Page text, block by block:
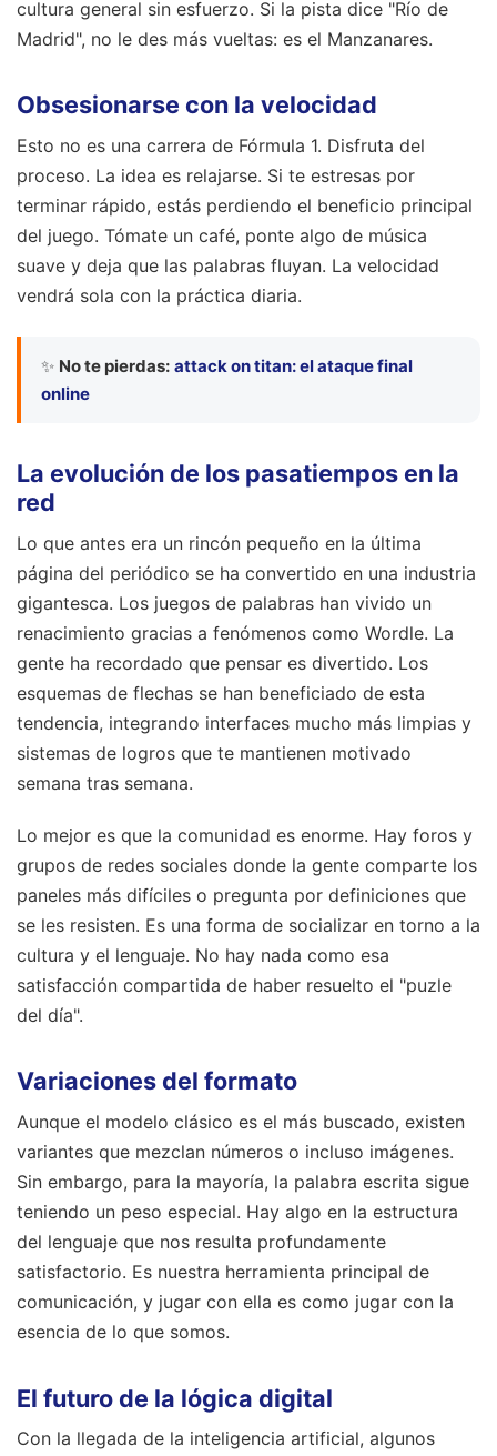
cultura general sin esfuerzo. Si la pista dice "Río de
Madrid", no le des más vueltas: es el Manzanares.
Obsesionarse con la velocidad
Esto no es una carrera de Fórmula 1. Disfruta del
proceso. La idea es relajarse. Si te estresas por
terminar rápido, estás perdiendo el beneficio principal
del juego. Tómate un café, ponte algo de música
suave y deja que las palabras fluyan. La velocidad
vendrá sola con la práctica diaria.
✨ No te pierdas: attack on titan: el ataque final
online
La evolución de los pasatiempos en la
red
Lo que antes era un rincón pequeño en la última
página del periódico se ha convertido en una industria
gigantesca. Los juegos de palabras han vivido un
renacimiento gracias a fenómenos como Wordle. La
gente ha recordado que pensar es divertido. Los
esquemas de flechas se han beneficiado de esta
tendencia, integrando interfaces mucho más limpias y
sistemas de logros que te mantienen motivado
semana tras semana.
Lo mejor es que la comunidad es enorme. Hay foros y
grupos de redes sociales donde la gente comparte los
paneles más difíciles o pregunta por definiciones que
se les resisten. Es una forma de socializar en torno a la
cultura y el lenguaje. No hay nada como esa
satisfacción compartida de haber resuelto el "puzle
del día".
Variaciones del formato
Aunque el modelo clásico es el más buscado, existen
variantes que mezclan números o incluso imágenes.
Sin embargo, para la mayoría, la palabra escrita sigue
teniendo un peso especial. Hay algo en la estructura
del lenguaje que nos resulta profundamente
satisfactorio. Es nuestra herramienta principal de
comunicación, y jugar con ella es como jugar con la
esencia de lo que somos.
El futuro de la lógica digital
Con la llegada de la inteligencia artificial, algunos